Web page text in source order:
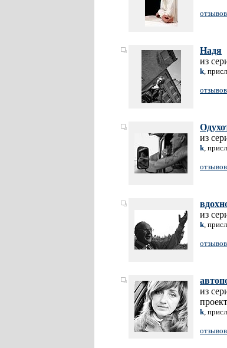
отзывов
Надя
из
k,
отзывов
из
k,
отзывов
из
k,
отзывов
из
проект
k,
отзывов